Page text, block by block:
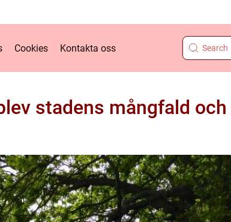
Cookies Kontakta oss
stadens mångfald